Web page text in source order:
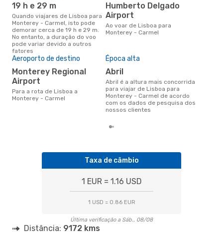
19 h e 29 m
Quando viajares de Lisboa para
Monterey - Carmel, isto pode
demorar cerca de 19 h e 29 m.
No entanto, a duração do voo
pode variar devido a outros
fatores
Humberto Delgado
Airport
Ao voar de Lisboa para
Monterey - Carmel
Aeroporto de destino
Monterey Regional
Airport
Para a rota de Lisboa a
Monterey - Carmel
Época alta
abril
abril é a altura mais concorrida
para viajar de Lisboa para
Monterey - Carmel de acordo
com os dados de pesquisa dos
nossos clientes
Taxa de câmbio
1 EUR = 1.16 USD
1 USD = 0.86 EUR
Última verificação a Sáb., 08/08
Distância: 9172 kms